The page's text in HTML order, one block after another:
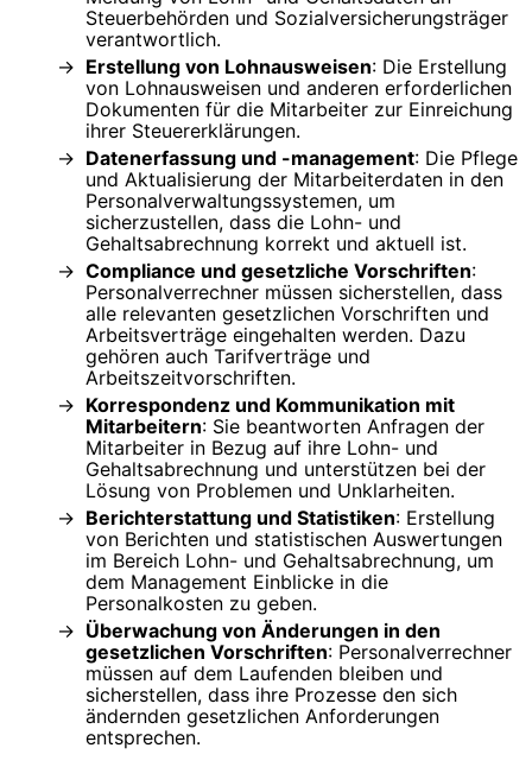
Steuerbehörden und Sozialversicherungsträger
verantwortlich.
Erstellung von Lohnausweisen: Die Erstellung
von Lohnausweisen und anderen erforderlichen
Dokumenten für die Mitarbeiter zur Einreichung
ihrer Steuererklärungen.
Datenerfassung und -management: Die Pflege
und Aktualisierung der Mitarbeiterdaten in den
Personalverwaltungssystemen, um
sicherzustellen, dass die Lohn- und
Gehaltsabrechnung korrekt und aktuell ist.
Compliance und gesetzliche Vorschriften:
Personalverrechner müssen sicherstellen, dass
alle relevanten gesetzlichen Vorschriften und
Arbeitsverträge eingehalten werden. Dazu
gehören auch Tarifverträge und
Arbeitszeitvorschriften.
Korrespondenz und Kommunikation mit
Mitarbeitern: Sie beantworten Anfragen der
Mitarbeiter in Bezug auf ihre Lohn- und
Gehaltsabrechnung und unterstützen bei der
Lösung von Problemen und Unklarheiten.
Berichterstattung und Statistiken: Erstellung
von Berichten und statistischen Auswertungen
im Bereich Lohn- und Gehaltsabrechnung, um
dem Management Einblicke in die
Personalkosten zu geben.
Überwachung von Änderungen in den
gesetzlichen Vorschriften: Personalverrechner
müssen auf dem Laufenden bleiben und
sicherstellen, dass ihre Prozesse den sich
ändernden gesetzlichen Anforderungen
entsprechen.